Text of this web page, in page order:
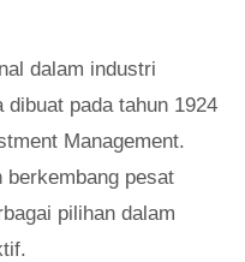
dalam industri
pada tahun 1924
Management.
pesat
pilihan dalam